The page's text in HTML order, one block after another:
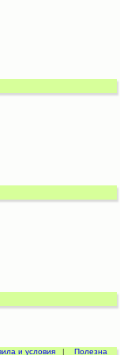
и условия| Полезна